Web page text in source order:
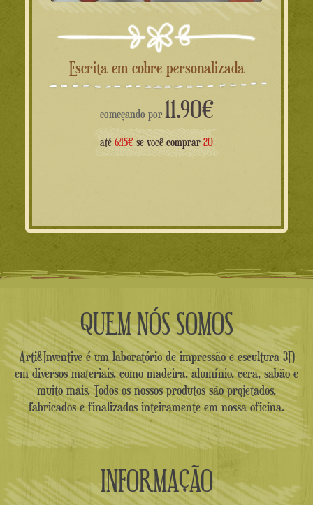
Escrita em cobre personalizada
começando por 11.90€
até 6.45€se você comprar 20
QUEM NÓS SOMOS
Arti&Inventive é um laboratório de impressão e escultura 3D
em diversos materiais, como madeira, alumínio, cera, sabão e
muito mais. Todos os nossos produtos são projetados,
fabricados e finalizados inteiramente em nossa oficina.
INFORMAÇÃO